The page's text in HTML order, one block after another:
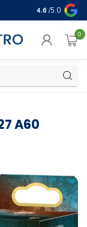
Geld terug
4.6 /5.0
0
A60